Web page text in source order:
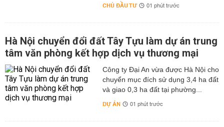
Ăn nhiều chất đạm
Ăn nhiều chất đạm sẽ làm tăng hoạt động trao đổi chất
thêm 80 – 100 calo mỗi ngày.
Tăng lượng protein vào chế độ ăn kiêng cũng là một
trong những cách giảm cân hiệu quả nhất và đơn giản.
Bổ sung nhiều chất xơ
Đây là một trong những lời khuyên về cách giảm cân
CHỦ ĐẦU TƯ 01 phút trước
Hà Nội chuyển đổi đất Tây Tựu làm dự án trung
tâm văn phòng kết hợp dịch vụ thương mại
Công ty Đại An vừa được Hà Nội cho
chuyển mục đích sử dụng 3,4 ha đất
và giao 0,3 ha đất tại phường...
DỰ ÁN 01 phút trước